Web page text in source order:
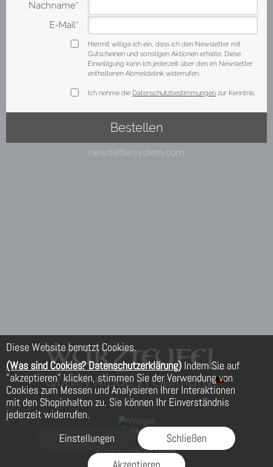
Diese Website benutzt Cookies.
(Was sind Cookies? Datenschutzerklärung) Indem Sie auf
"akzeptieren" klicken, stimmen Sie der Verwendung von
Cookies zum Messen und Analysieren Ihrer Interaktionen
mit den Shopinhalten zu. Sie können Ihr Einverständnis
jederzeit widerrufen.
Einstellungen
Schließen
FLOW® SHOPSOFTWARE